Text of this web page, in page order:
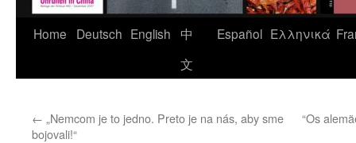
Home Deutsch English
中
文
Español Eλληνικά
← „Nemcom je to jedno. Preto je na nás, aby sme
bojovali!“
“Os